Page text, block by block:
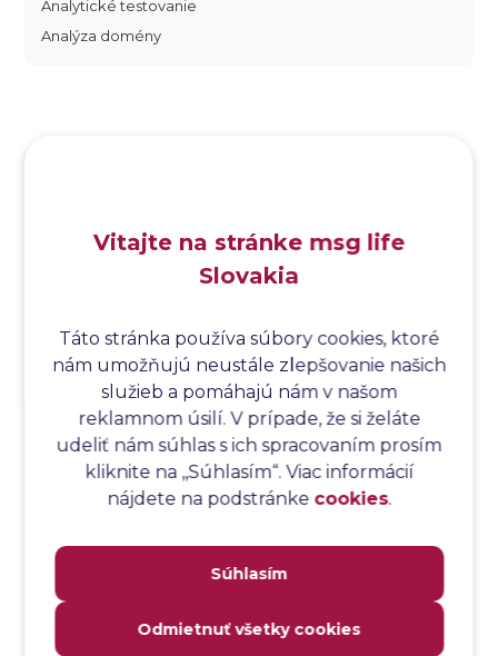
Analytické testovanie
Analýza domény
Analýza príčin a následkov
Analýza spôsobu a následkov zlyhania softvéru
Analýza stromu chýb
Analýza stromu chýb softvéru
Analýza testovacieho bodu
Analýza toku riadenia
Analýza toku údajov
Analýza webových stránok a inventár meraní
Analyzovateľnosť
Vitajte na stránke msg life
Slovakia
Táto stránka používa súbory cookies, ktoré
nám umožňujú neustále zlepšovanie našich
služieb a pomáhajú nám v našom
reklamnom úsilí. V prípade, že si želáte
udeliť nám súhlas s ich spracovaním prosím
kliknite na ,,Súhlasím“. Viac informácií
nájdete na podstránke cookies.
Súhlasím
Odmietnuť všetky cookies